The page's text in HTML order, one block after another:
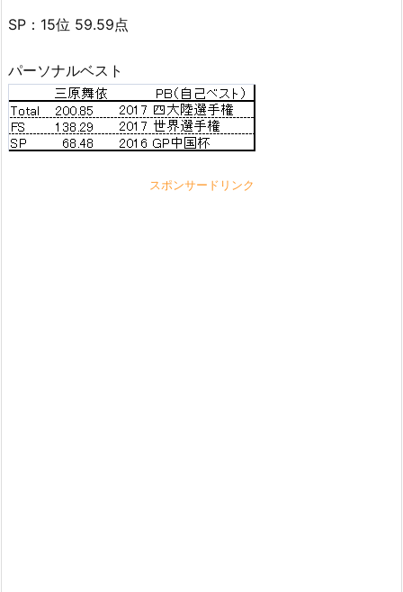
SP：15位 59.59点
パーソナルベスト
スポンサードリンク